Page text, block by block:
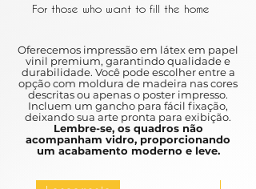
For those who want to fill the home
Oferecemos impressão em látex em papel
vinil premium, garantindo qualidade e
durabilidade. Você pode escolher entre a
opção com moldura de madeira nas cores
descritas ou apenas o poster impresso.
Incluem um gancho para fácil fixação,
deixando sua arte pronta para exibição.
Lembre-se, os quadros não
acompanham vidro, proporcionando
um acabamento moderno e leve.